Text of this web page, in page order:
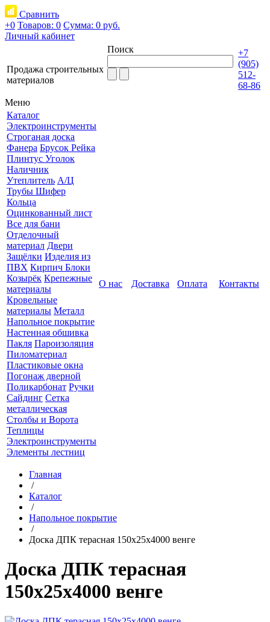
Сравнить
+0 Товаров: 0 Сумма: 0 руб.
Личный кабинет
Продажа строительных
материалов
Поиск
+7
(905)
512-
68-86
Меню
Каталог
Электроинструменты
Строганая доска
Фанера Брусок Рейка
Плинтус Уголок
Наличник
Утеплитель А/Ц
Трубы Шифер
Кольца
Оцинкованный лист
Все для бани
Отделочный
материал Двери
Защёлки Изделия из
ПВХ Кирпич Блоки
Козырёк Крепежные
материалы
Кровельные
материалы Металл
Напольное покрытие
Настенная обшивка
Пакля Пароизоляция
Пиломатериал
Пластиковые окна
Погонаж дверной
Поликарбонат Ручки
Сайдинг Сетка
металлическая
Столбы и Ворота
Теплицы
Электроинструменты
Элементы лестниц
О нас Доставка Оплата Контакты
Главная
/
Каталог
/
Напольное покрытие
/
Доска ДПК терасная 150х25х4000 венге
Доска ДПК терасная
150х25х4000 венге